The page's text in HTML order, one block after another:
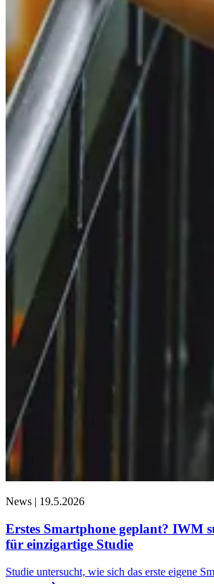
News | 19.5.2026
Erstes Smartphone geplant? IWM
für einzigartige Studie
Studie untersucht, wie sich das erste eigene